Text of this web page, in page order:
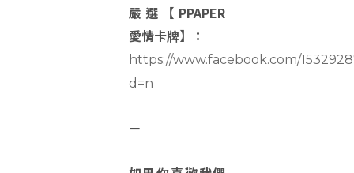
嚴選【PPAPER
愛情卡牌】：
https://www.facebook.com/
d=n
－